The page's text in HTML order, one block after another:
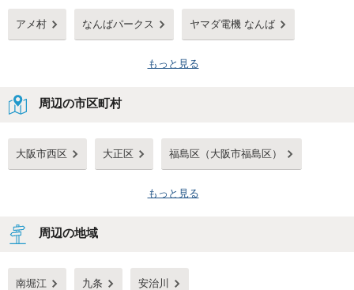
アメ村 なんばパークス ヤマダ電機 なんば
もっと見る
周辺の市区町村
大阪市西区 大正区 福島区（大阪市福島区）
もっと見る
周辺の地域
南堀江 九条 安治川